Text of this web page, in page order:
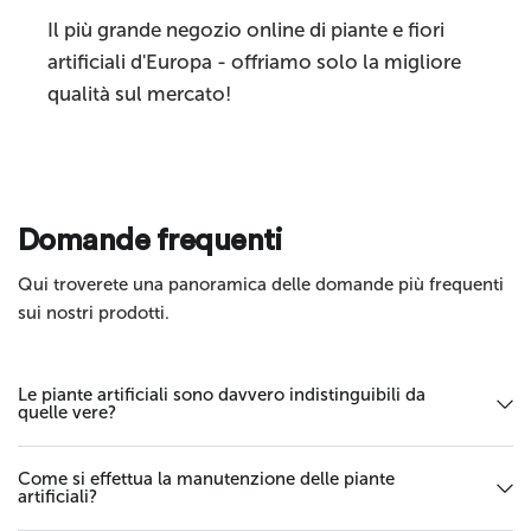
Invia
Il più grande negozio online di piante e fiori
artificiali d'Europa - offriamo solo la migliore
qualità sul mercato!
Domande frequenti
Qui troverete una panoramica delle domande più frequenti
sui nostri prodotti.
Le piante artificiali sono davvero indistinguibili da
quelle vere?
Come si effettua la manutenzione delle piante
artificiali?